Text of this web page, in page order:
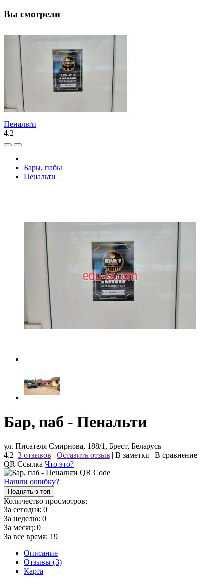
Вы смотрели
Пенальти
4.2
Бары, пабы
Пенальти
Бар, паб - Пенальти
ул. Писателя Смирнова, 188/1, Брест, Беларусь
4.2 3 отзывов | Оставить отзыв | В заметки | В сравнение
QR Ссылка Что это?
Нашли ошибку?
Поднять в топ
Количество просмотров:
За сегодня: 0
За неделю: 0
За месяц: 0
За все время: 19
Описание
Отзывы (3)
Карта